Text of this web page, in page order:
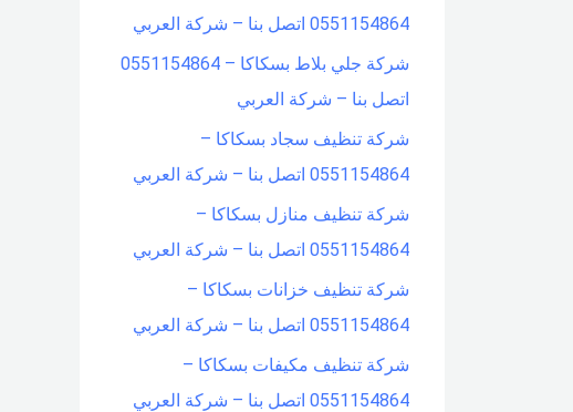
0551154864 اتصل بنا – شركة العربي
شركة جلي بلاط بسكاكا – 0551154864
اتصل بنا – شركة العربي
شركة تنظيف سجاد بسكاكا –
0551154864 اتصل بنا – شركة العربي
شركة تنظيف منازل بسكاكا –
0551154864 اتصل بنا – شركة العربي
شركة تنظيف خزانات بسكاكا –
0551154864 اتصل بنا – شركة العربي
شركة تنظيف مكيفات بسكاكا –
0551154864 اتصل بنا – شركة العربي